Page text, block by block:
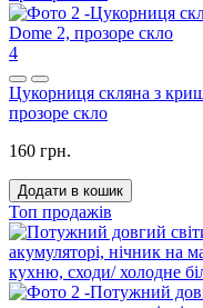
4
Цукорниця скляна з
прозоре скло
160 грн.
Додати в кошик
Топ продажів